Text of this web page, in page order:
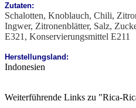
Zutaten:
Schalotten, Knoblauch, Chili,
Ingwer, Zitronenblätter, Salz,
E321, Konservierungsmittel E211
Herstellungsland:
Indonesien
Weiterführende Links zu "Rica-